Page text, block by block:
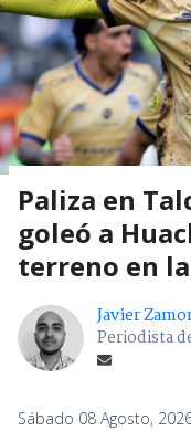
Paliza en
goleó a
terreno en
Javier
Periodista
Sábado 08 Agosto,